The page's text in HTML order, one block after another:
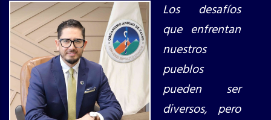
Los desafíos
que enfrentan
nuestros
pueblos
pueden ser
diversos, pero